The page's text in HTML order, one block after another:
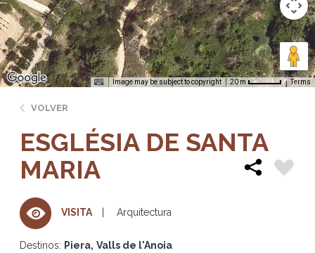
Image may be subject to copyright 20 m Terms
VOLVER
ESGLÉSIA DE SANTA
MARIA
VISITA Arquitectura
Destinos: Piera Valls de l'Anoia